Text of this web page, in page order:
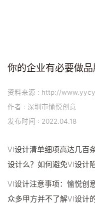
你的企业有必要做品
资料来源 : http://
作者 : 深圳市愉悦创意
发布时间 : 2022.04.18
VI设计清单细项高达几百
设计么？如何避免VI设计
VI设计注意事项：愉悦创
众多甲方并不了解VI设计